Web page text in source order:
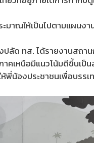
มาณให้เป็นไปตามแผนง
ด ทส. ได้รายงานสถา
คเหนือมีแนวโน้มดีขึ้นเ
น้องประชาชนเพื่อบร